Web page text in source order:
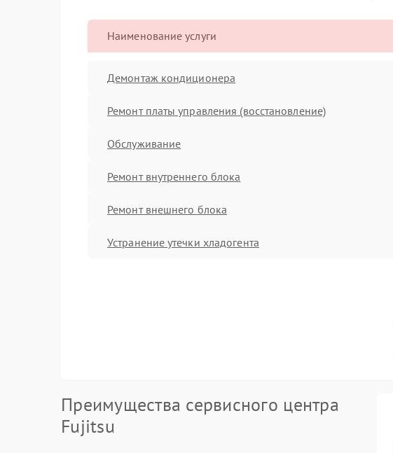
Наименование услуги
Демонтаж кондиционера
Ремонт платы управления (восстановление)
Обслуживание
Ремонт внутреннего блока
Ремонт внешнего блока
Устранение утечки хладогента
Преимущества сервисного центра
Fujitsu